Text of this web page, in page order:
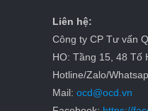
Liên hệ:
Công ty CP Tư vấn
HO: Tầng 15, 48 Tố
Hotline/Zalo/
Mail:ocd@ocd.vn